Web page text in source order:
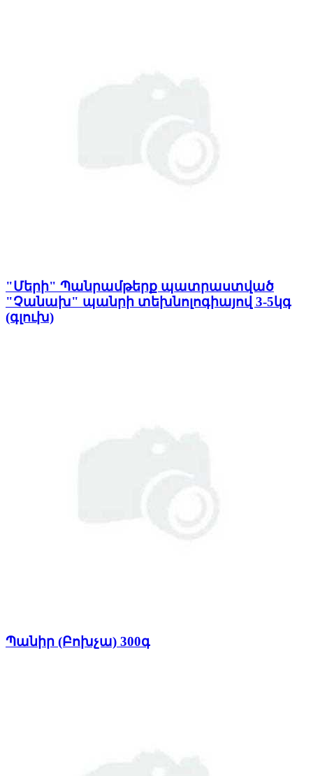
"Մերի" Պանրամթերք պատրաստված
"Չանախ" պանրի տեխնոլոգիայով 3-5կգ
(գլուխ)
Պանիր (Բոխչա) 300գ